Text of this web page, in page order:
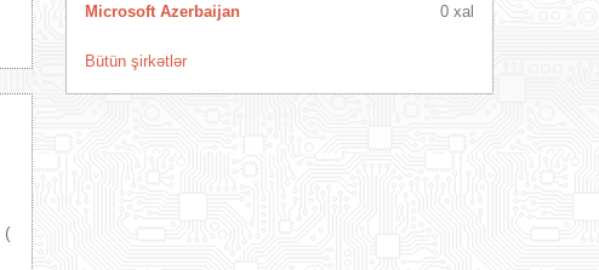
(
Microsoft Azerbaijan
0 xal
Bütün şirkətlər